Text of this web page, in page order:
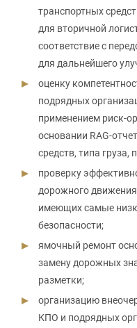
транспортных
для вторичной
соответствие с
для дальнейшего
оценку
подрядных
применением риск-
основании RAG-
средств, типа груза,
проверку
дорожного
имеющих самые
безопасности;
ямочный ремонт
замену дорожных
разметки;
организацию
КПО и подрядных